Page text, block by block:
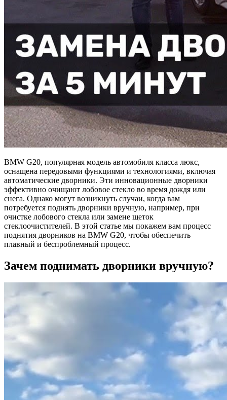
BMW G20, популярная модель автомобиля класса люкс,
оснащена передовыми функциями и технологиями, включая
автоматические дворники. Эти инновационные дворники
эффективно очищают лобовое стекло во время дождя или
снега. Однако могут возникнуть случаи, когда вам
потребуется поднять дворники вручную, например, при
очистке лобового стекла или замене щеток
стеклоочистителей. В этой статье мы покажем вам процесс
поднятия дворников на BMW G20, чтобы обеспечить
плавный и беспроблемный процесс.
Зачем поднимать дворники вручную?